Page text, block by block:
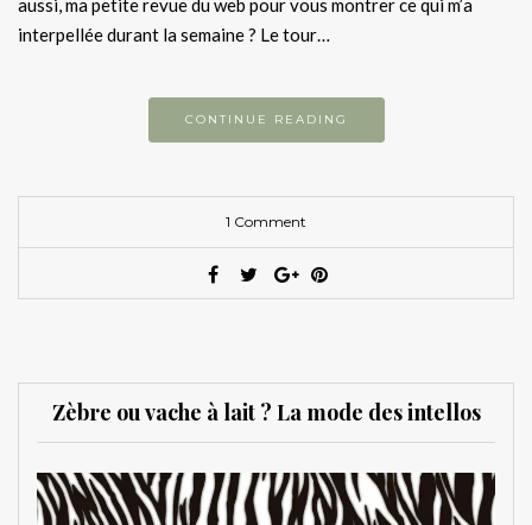
aussi, ma petite revue du web pour vous montrer ce qui m’a
interpellée durant la semaine ? Le tour…
CONTINUE READING
1 Comment
Zèbre ou vache à lait ? La mode des intellos